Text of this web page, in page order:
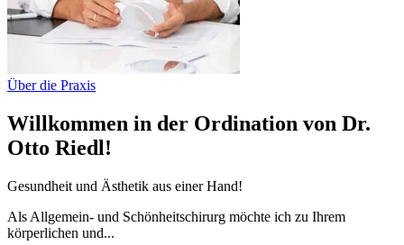
Über die Praxis
Willkommen in der Ordination von Dr.
Otto Riedl!
Gesundheit und Ästhetik aus einer Hand!
Als Allgemein- und Schönheitschirurg möchte ich zu Ihrem
körperlichen und...